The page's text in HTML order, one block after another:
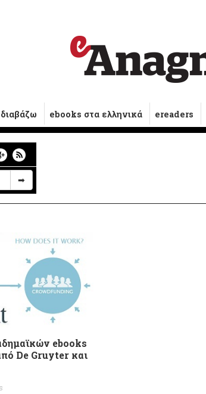
ebooks στα ελληνικά ereaders
ebooks
De Gruyter και